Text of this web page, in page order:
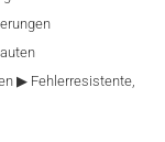
▶ Fehlerresistente,